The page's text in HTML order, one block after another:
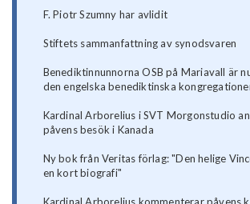
F. Piotr Szumny har avlidit
Stiftets sammanfattning av synodsvaren
Benediktinnunnorna OSB på Mariavall är
den engelska benediktinska
Kardinal Arborelius i SVT Morgonstudio
påvens besök i Kanada
Ny bok från Veritas förlag: "Den helige
en kort biografi"